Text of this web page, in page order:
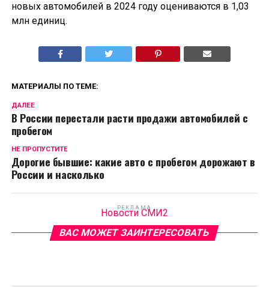
новых автомобилей в 2024 году оцениваются в 1,03
млн единиц.
МАТЕРИАЛЫ ПО ТЕМЕ:
ДАЛЕЕ
В Роcсии перестали расти продажи автомобилей с
пробегом
НЕ ПРОПУСТИТЕ
Дорогие бывшие: какие авто с пробегом дорожают в
России и насколько
РЕКЛАМА
Новости СМИ2
ВАС МОЖЕТ ЗАИНТЕРЕСОВАТЬ